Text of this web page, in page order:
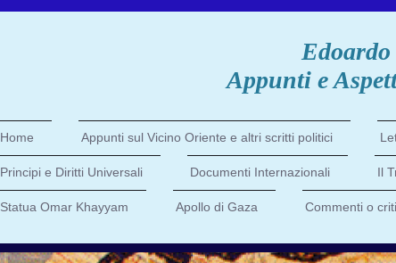
Appunti e
Home Appunti sul Vicino Oriente e altri scritti politici
Principi e Diritti Universali Documenti Internazionali Il
Statua Omar Khayyam Apollo di Gaza Commenti o